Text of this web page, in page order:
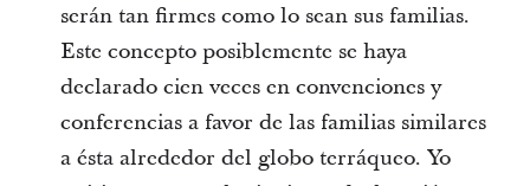
serán tan firmes como lo sean sus familias.
Este concepto posiblemente se haya
declarado cien veces en convenciones y
conferencias a favor de las familias similares
a ésta alrededor del globo terráqueo. Yo